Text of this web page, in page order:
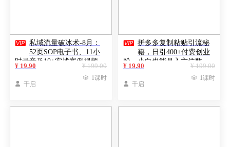
 私域流量破冰术-8月：
52页SOP电子书、11小
时录音及10+实战案例视频
¥ 199.00
¥ 19.90
 千启
 1课时
 拼多多复制粘贴引流秘
籍，日引400+付费创业
粉，小白也能月入六位数
¥ 199.00
¥ 19.90
 千启
 1课时